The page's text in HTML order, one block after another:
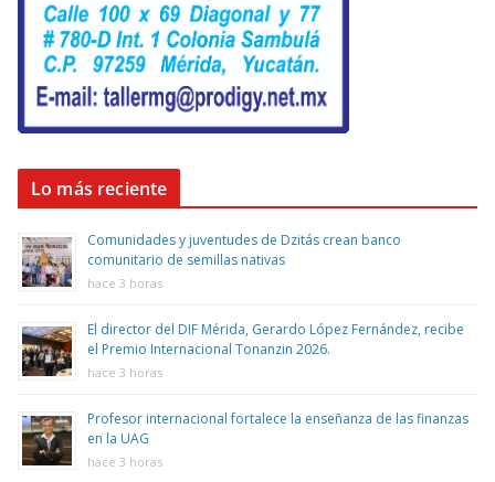
Lo más reciente
Comunidades y juventudes de Dzitás crean banco
comunitario de semillas nativas
hace 3 horas
El director del DIF Mérida, Gerardo López Fernández, recibe
el Premio Internacional Tonanzin 2026.
hace 3 horas
Profesor internacional fortalece la enseñanza de las finanzas
en la UAG
hace 3 horas